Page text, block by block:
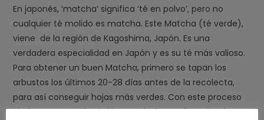
En japonés, ‘matcha’ significa ‘té en polvo’, pero no
cualquier té molido es matcha. Este Matcha (té verde),
viene de la región de Kagoshima, Japón. Es una
verdadera especialidad en Japón y es su té más valioso.
Para obtener un buen Matcha, primero se tapan los
arbustos los últimos 20-28 días antes de la recolecta,
para así conseguir hojas más verdes. Con este proceso
el té gana en aminoácidos, creándose así un té más